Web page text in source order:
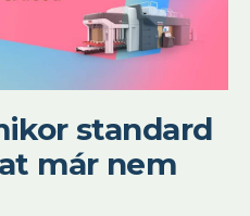
standard
már nem